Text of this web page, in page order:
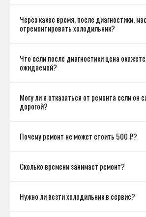
Через какое время, после диагностики,
отремонтировать холодильник?
Что если после диагностики цена
ожидаемой?
Могу ли я отказаться от ремонта если он
дорогой?
Почему ремонт не может стоить 500 ₽?
Сколько времени занимает ремонт?
Нужно ли везти холодильник в сервис?